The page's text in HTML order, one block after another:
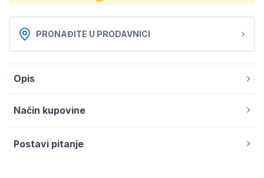
PRONAĐITE U PRODAVNICI
Opis
Način kupovine
Postavi pitanje